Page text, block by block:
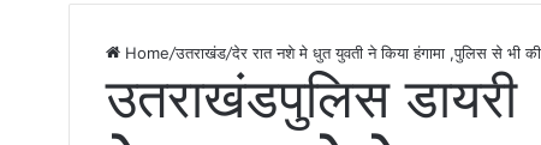
Home/उतराखंड/देर रात नशे मे धुत युवती ने किया हंगामा ,पुलिस से भी
उतराखंडपुलिस डायरी